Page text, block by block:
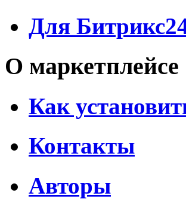
Для
О маркетплейсе
Как
Контакты
Авторы